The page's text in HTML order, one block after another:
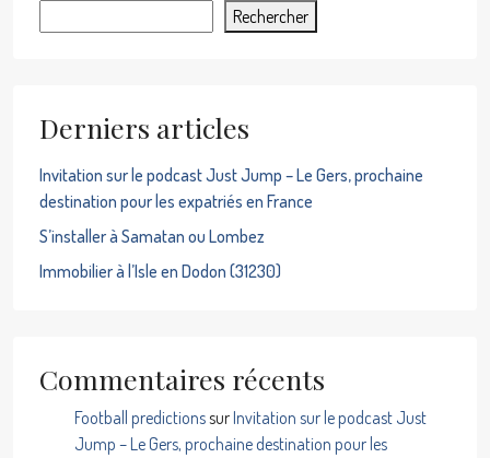
Rechercher
Derniers articles
Invitation sur le podcast Just Jump – Le Gers, prochaine
destination pour les expatriés en France
S’installer à Samatan ou Lombez
Immobilier à l’Isle en Dodon (31230)
Commentaires récents
Football predictionssurInvitation sur le podcast Just
Jump – Le Gers, prochaine destination pour les